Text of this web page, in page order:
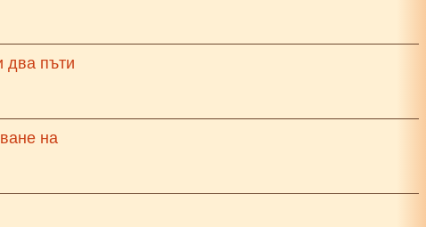
два пъти
на